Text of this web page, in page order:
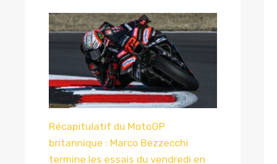
Récapitulatif du MotoGP
britannique : Marco Bezzecchi
termine les essais du vendredi en